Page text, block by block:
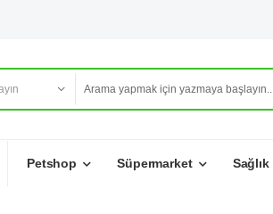
Petshop Süpermarket Sağlık